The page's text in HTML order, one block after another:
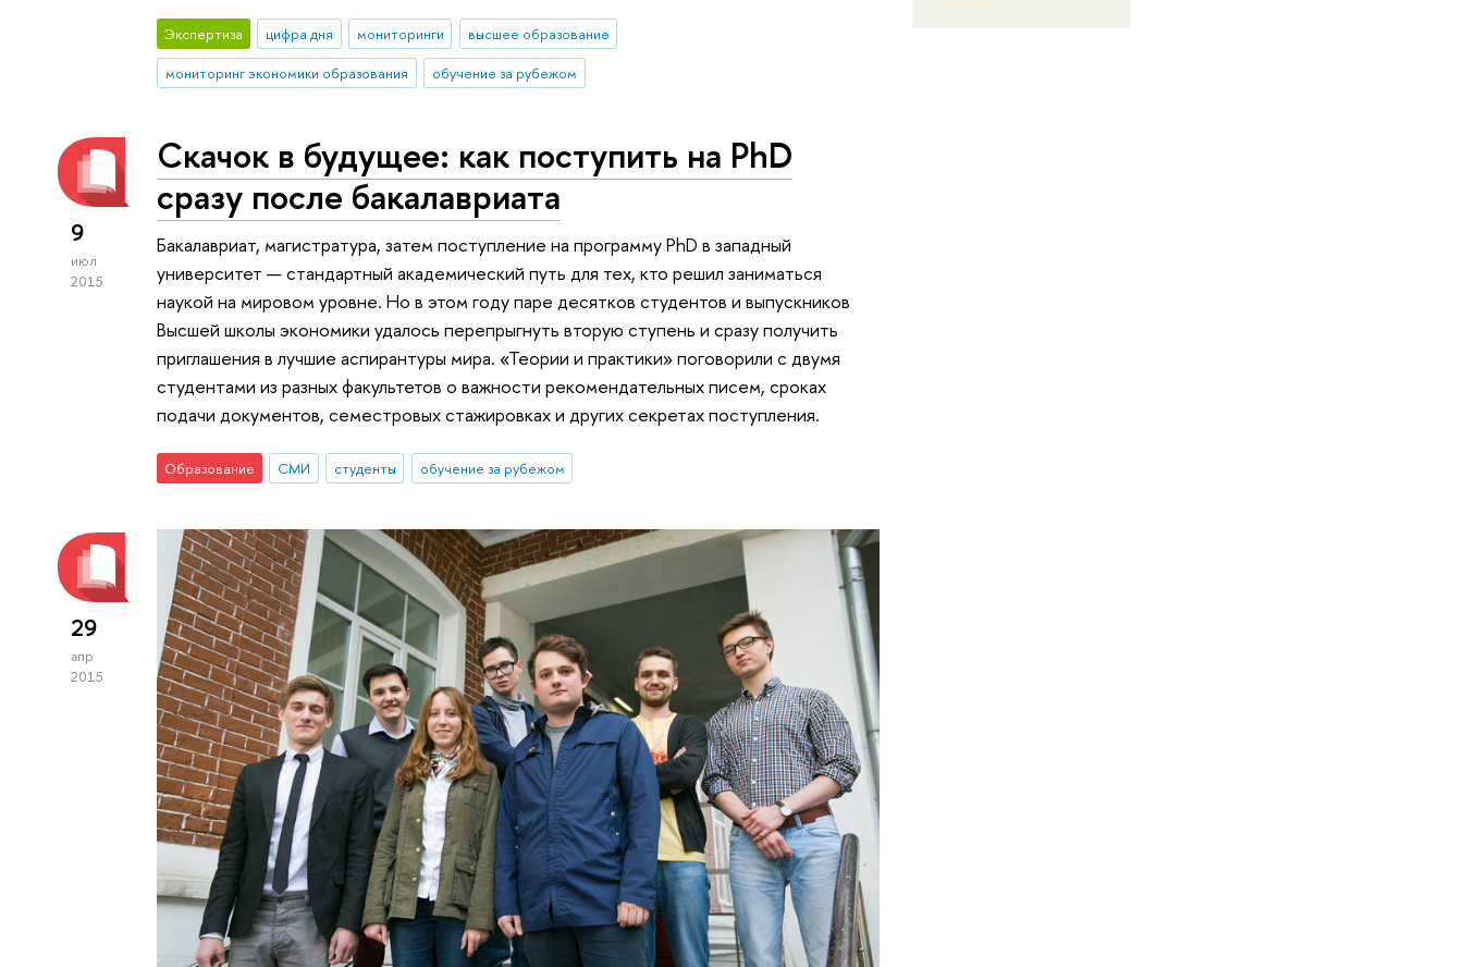
Экспертиза цифра дня мониторинги
высшее образование
мониторинг экономики образования
обучение за рубежом
9
июл
2015
Cкачок в будущее: как поступить на PhD
сразу после бакалавриата
Бакалавриат, магистратура, затем поступление на программу PhD в западный
университет — стандартный академический путь для тех, кто решил заниматься
наукой на мировом уровне. Но в этом году паре десятков студентов и выпускников
Выcшей школы экономики удалось перепрыгнуть вторую ступень и сразу получить
приглашения в лучшие аспирантуры мира. «Теории и практики» поговорили с двумя
студентами из разных факультетов о важности рекомендательных писем, сроках
подачи документов, семестровых стажировках и других секретах поступления.
Образование СМИ студенты обучение за рубежом
29
апр
2015